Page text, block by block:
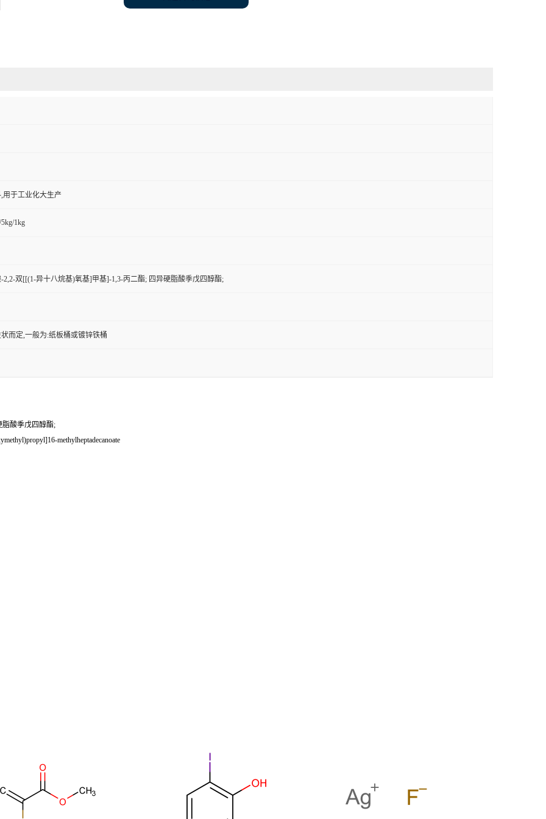
用于工业化大生产
1kg
2,2-双[[(1-异十八烷基)氧基]甲基]-1,3-丙二酯; 四异硬脂酸季戊四醇酯;
而定,一般为:纸板桶或镀锌铁桶
脂酸季戊四醇酯;
methylheptadecanoate